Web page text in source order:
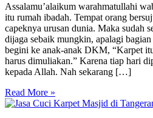
Assalamu’alaikum warahmatullahi
itu rumah ibadah. Tempat orang
capeknya urusan dunia. Maka sudah
dijaga sebaik mungkin, apalagi
begini ke anak-anak DKM, “Karpet
harus dimuliakan.” Karena tiap hari
kepada Allah. Nah sekarang […]
Read More »